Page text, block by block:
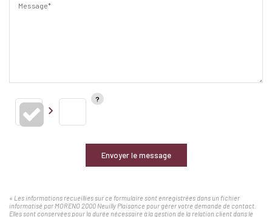
Message*
Envoyer le message
« Les informations recueillies sur ce formulaire sont enregistrées dans un fichier
informatisé par MORENO 2000 Neuilly Plaisance pour gérer votre demande de contact.
Elles sont conservées pour la durée nécessaire à la gestion de la relation client dans le